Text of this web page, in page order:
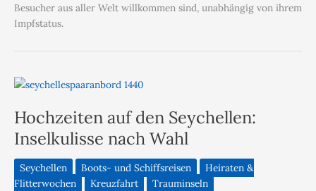
Besucher aus aller Welt willkommen sind, unabhängig von ihrem
Impfstatus.
Hochzeiten auf den Seychellen:
Inselkulisse nach Wahl
Seychellen Boots- und Schiffsreisen
Heiraten &
Flitterwochen
Kreuzfahrt
Trauminseln